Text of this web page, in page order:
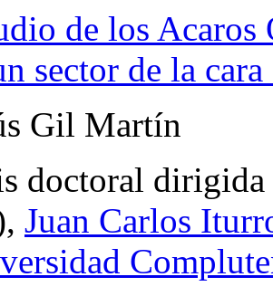
de los Acaros
sector de la
Gil Martín
doctoral
Juan Carlos